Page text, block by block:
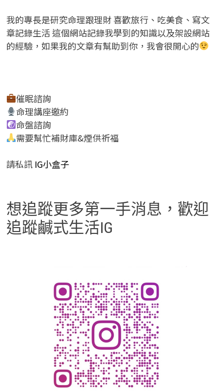
我的專長是研究命理跟理財 喜歡旅行、吃美食、寫文
章記錄生活 這個網站記錄我學到的知識以及架設網站
的經驗，如果我的文章有幫助到你，我會很開心的
催眠諮詢
命理講座邀約
命盤諮詢
需要幫忙補財庫&煙供祈福
請私訊IG小盒子
想追蹤更多第一手消息，歡迎
追蹤鹹式生活IG